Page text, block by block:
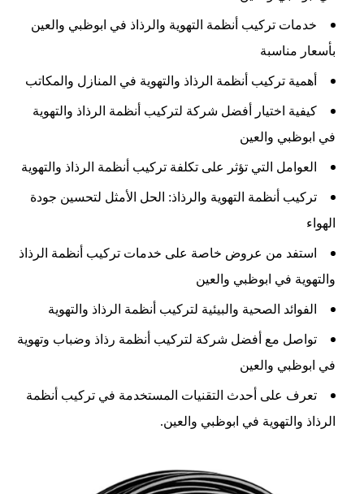
خدمات تركيب أنظمة التهوية والرذاذ في ابوظبي والعين
بأسعار مناسبة
أهمية تركيب أنظمة الرذاذ والتهوية في المنازل والمكاتب
كيفية اختيار أفضل شركة لتركيب أنظمة الرذاذ والتهوية
في ابوظبي والعين
العوامل التي تؤثر على تكلفة تركيب أنظمة الرذاذ والتهوية
تركيب أنظمة التهوية والرذاذ: الحل الأمثل لتحسين جودة
الهواء
استفد من عروض خاصة على خدمات تركيب أنظمة الرذاذ
والتهوية في ابوظبي والعين
الفوائد الصحية والبيئية لتركيب أنظمة الرذاذ والتهوية
تواصل مع أفضل شركة لتركيب أنظمة رذاذ وضباب وتهوية
في ابوظبي والعين
تعرف على أحدث التقنيات المستخدمة في تركيب أنظمة
الرذاذ والتهوية في ابوظبي والعين.